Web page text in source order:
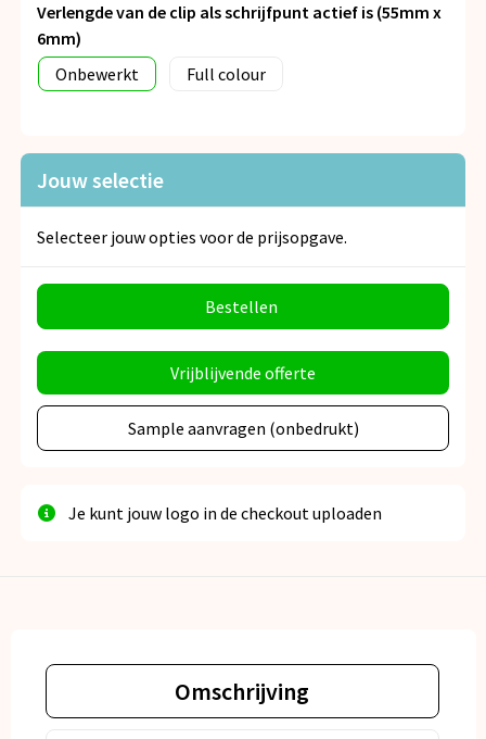
Verlengde van de clip als schrijfpunt actief is (55mm x
6mm)
Onbewerkt
Full colour
Jouw selectie
Selecteer jouw opties voor de prijsopgave.
Bestellen
Vrijblijvende offerte
Sample aanvragen (onbedrukt)
Je kunt jouw logo in de checkout uploaden
Omschrijving